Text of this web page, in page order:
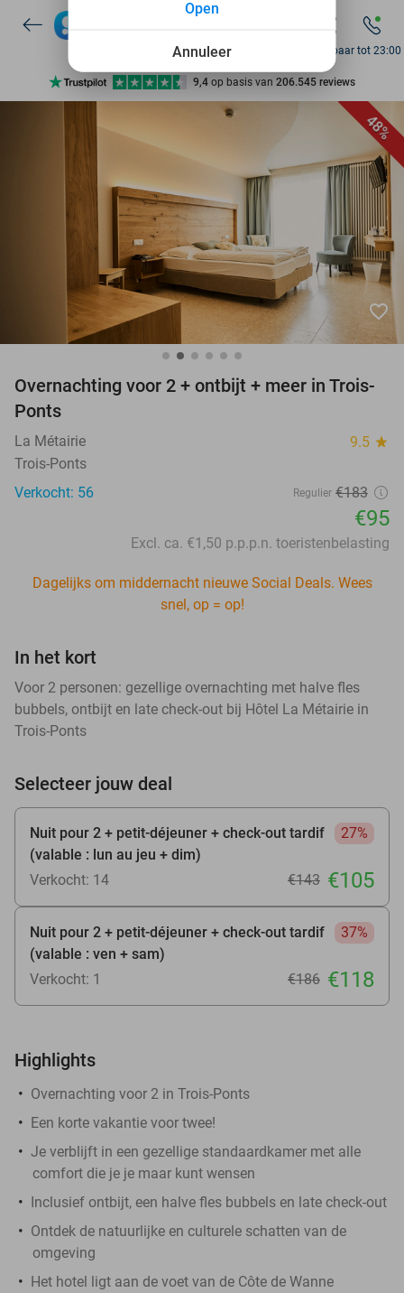
7 dagen per week beschikbaar
10+ miljoen leden
9,4 op basis van 206.545 reviews
Ontdek 15.000+ deals
7 dagen per week beschikbaar
10+ miljoen leden
Bereikbaar tot 23:00
48%
favorite_border
Overnachting voor 2 + ontbijt + meer in Trois-
Ponts
La Métairie 9.5 star
Trois-Ponts
Verkocht: 56
Regulier €183
€95
Excl. ca. €1,50 p.p.p.n. toeristenbelasting
Dagelijks om middernacht nieuwe Social Deals. Wees
snel, op = op!
In het kort
Voor 2 personen: gezellige overnachting met halve fles
bubbels, ontbijt en late check-out bij Hôtel La Métairie in
Trois-Ponts
Selecteer jouw deal
Nuit pour 2 + petit-déjeuner + check-out tardif
(valable : lun au jeu + dim)
27%
Verkocht: 14 €143 €105
Nuit pour 2 + petit-déjeuner + check-out tardif
(valable : ven + sam)
37%
Verkocht: 1 €186 €118
Highlights
Overnachting voor 2 in Trois-Ponts
Een korte vakantie voor twee!
Je verblijft in een gezellige standaardkamer met alle
comfort die je je maar kunt wensen
Inclusief ontbijt, een halve fles bubbels en late check-out
Ontdek de natuurlijke en culturele schatten van de
omgeving
Het hotel ligt aan de voet van de Côte de Wanne
Annuleer
Open